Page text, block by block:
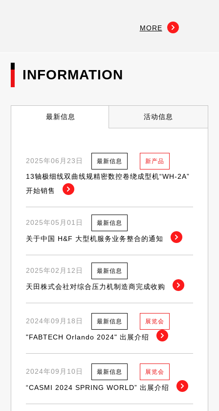
MORE
INFORMATION
最新信息
2025年06月23日 最新信息 新产品
13轴极细线双曲线规精密数控卷绕成型机“WH-2A”
开始销售
2025年05月01日 最新信息
关于中国 H&F 大型机服务业务整合的通知
2025年02月12日 最新信息
天田株式会社对综合压力机制造商完成收购
2024年09月18日 最新信息 展览会
"FABTECH Orlando 2024" 出展介绍
2024年09月10日 最新信息 展览会
“CASMI 2024 SPRING WORLD” 出展介绍
活动信息